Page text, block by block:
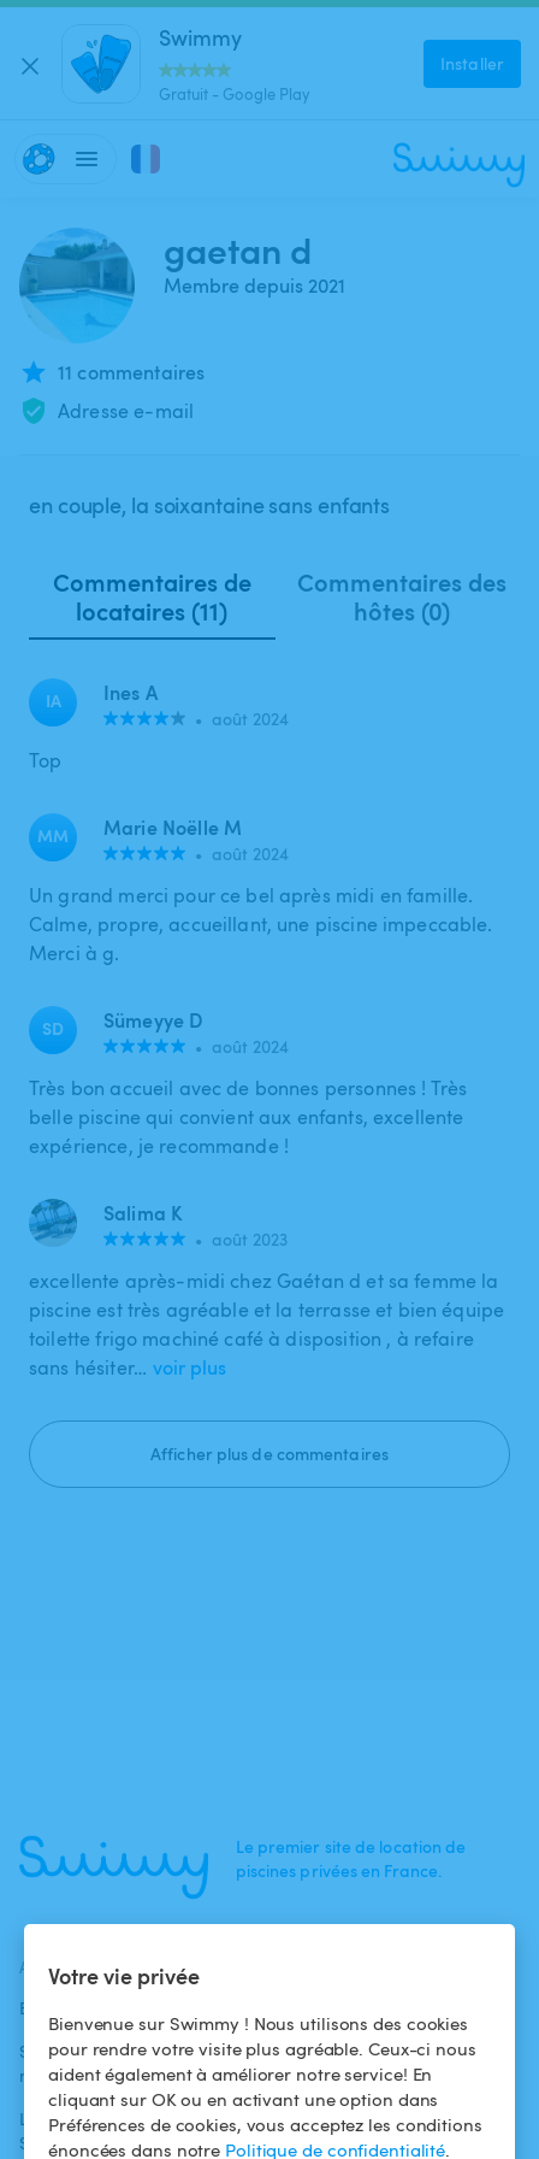
Votre vie privée
Bienvenue sur Swimmy ! Nous utilisons des cookies
pour rendre votre visite plus agréable. Ceux-ci nous
aident également à améliorer notre service! En
cliquant sur OK ou en activant une option dans
Préférences de cookies, vous acceptez les conditions
énoncées dans notre Politique de confidentialité.
Swimmy
Gratuit - Google Play
Installer
gaetan d
Membre depuis 2021
11 commentaires
Adresse e-mail
en couple, la soixantaine sans enfants
Commentaires de
locataires (11)
Commentaires des
hôtes (0)
IA Ines A
• août 2024
Top
MM Marie Noëlle M
• août 2024
Un grand merci pour ce bel après midi en famille.
Calme, propre, accueillant, une piscine impeccable.
Merci à g.
SD Sümeyye D
• août 2024
Très bon accueil avec de bonnes personnes ! Très
belle piscine qui convient aux enfants, excellente
expérience, je recommande !
Salima K
• août 2023
excellente après-midi chez Gaétan d et sa femme la
piscine est très agréable et la terrasse et bien équipe
toilette frigo machiné café à disposition , à refaire
sans hésiter… voir plus
Afficher plus de commentaires
Le premier site de location de
piscines privées en France.
ACTUALITÉS
Blog
Swimmy dans les
médias
L'aventure
Swimmy
baigneurs
Pour les
propriétaires
Louer ma piscine
Conditions
d'utilisation
Politique de
confidentialité